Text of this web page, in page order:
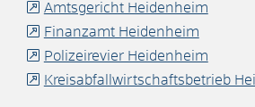
Amtsgericht Heidenheim
Finanzamt Heidenheim
Polizeirevier Heidenheim
Kreisabfallwirtschaftsbetrieb